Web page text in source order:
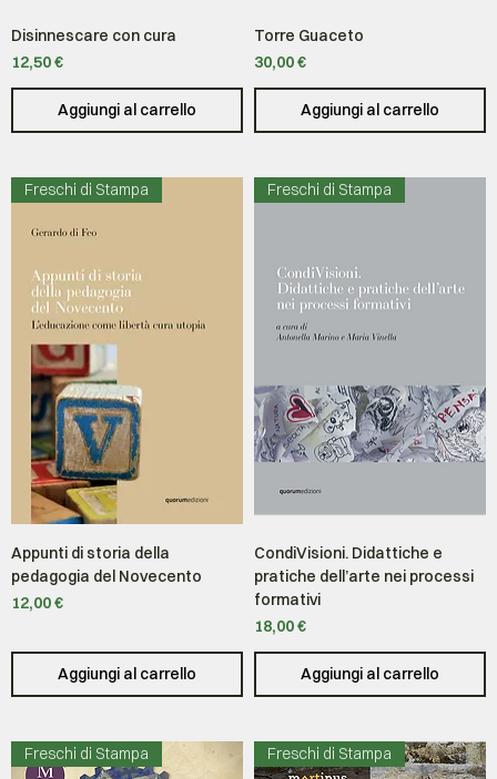
Disinnescare con cura
Prezzo
12,50 €
Aggiungi al carrello
Torre Guaceto
Prezzo
30,00 €
Aggiungi al carrello
Freschi di Stampa
Appunti di storia della
pedagogia del Novecento
Prezzo
12,00 €
Aggiungi al carrello
Freschi di Stampa
CondiVisioni. Didattiche e
pratiche dell’arte nei processi
formativi
Prezzo
18,00 €
Aggiungi al carrello
Freschi di Stampa Freschi di Stampa